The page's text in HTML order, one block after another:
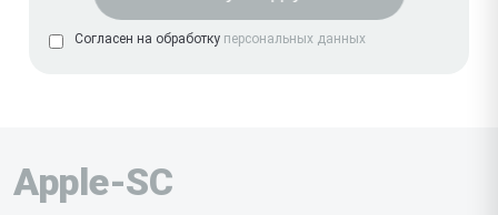
Согласен на обработку персональных данных
Apple-SC